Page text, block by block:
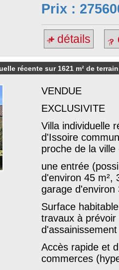
Prix :
détails
récente sur 1621 m² de
VENDUE
EXCLUSIVITE
Villa individuelle
d'Issoire
proche de la
une entrée
d'environ 45 m²,
garage d'environ
Surface
travaux à
d'assainissement
Accès rapide et
commerces